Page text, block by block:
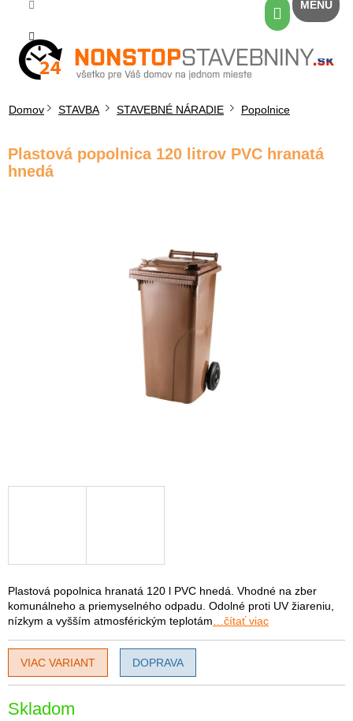
obsah
Nákupný
košík
Domov STAVBA STAVEBNÉ NÁRADIE Popolnice
Plastová popolnica 120 litrov PVC hranatá
hnedá
Skladom
Plastová popolnica hranatá 120 l PVC hnedá. Vhodné na zber
komunálneho a priemyselného odpadu. Odolné proti UV žiareniu,
nízkym a vyšším atmosférickým teplotám …čítať viac
VIAC VARIANT DOPRAVA